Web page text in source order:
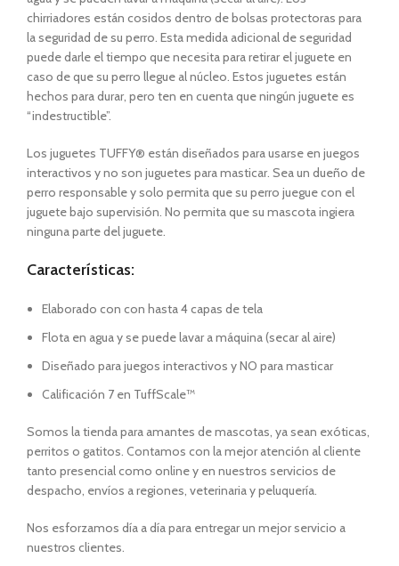
chirriadores están cosidos dentro de bolsas protectoras para
la seguridad de su perro. Esta medida adicional de seguridad
puede darle el tiempo que necesita para retirar el juguete en
caso de que su perro llegue al núcleo. Estos juguetes están
hechos para durar, pero ten en cuenta que ningún juguete es
“indestructible”.
Los juguetes TUFFY® están diseñados para usarse en juegos
interactivos y no son juguetes para masticar. Sea un dueño de
perro responsable y solo permita que su perro juegue con el
juguete bajo supervisión. No permita que su mascota ingiera
ninguna parte del juguete.
Características:
Elaborado con con hasta 4 capas de tela
Flota en agua y se puede lavar a máquina (secar al aire)
Diseñado para juegos interactivos y NO para masticar
Calificación 7 en TuffScale™
Somos la tienda para amantes de mascotas, ya sean exóticas,
perritos o gatitos. Contamos con la mejor atención al cliente
tanto presencial como online y en nuestros servicios de
despacho, envíos a regiones, veterinaria y peluquería.
Nos esforzamos día a día para entregar un mejor servicio a
nuestros clientes.